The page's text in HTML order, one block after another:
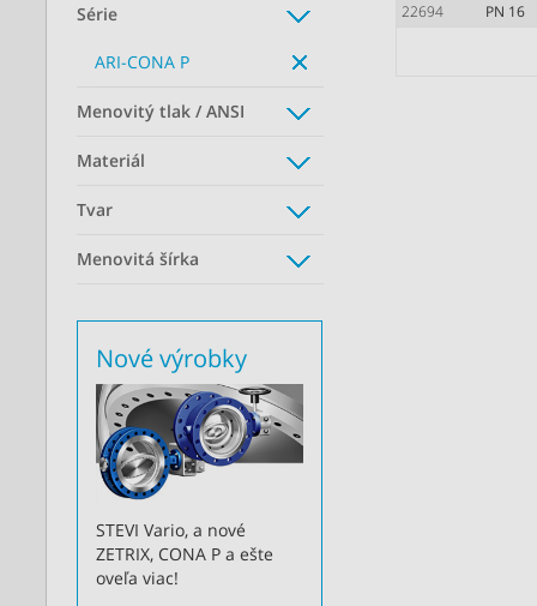
22694
PN 16
Série
ARI-CONA P
Menovitý tlak / ANSI
Materiál
Tvar
Menovitá šírka
Nové výrobky
STEVI Vario, a nové
ZETRIX, CONA P a ešte
oveľa viac!